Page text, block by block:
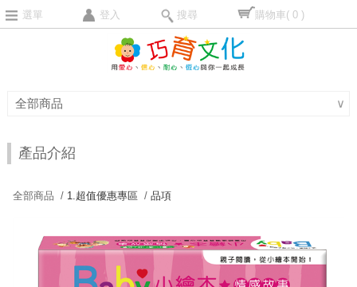
選單 登入 搜尋 購物車( 0 )
全部商品 ∨
產品介紹
全部商品 / 1.超值優惠專區 /品項